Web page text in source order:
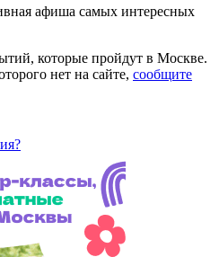
афиша самых интересных
которые пройдут в Москве.
нет на сайте, сообщите